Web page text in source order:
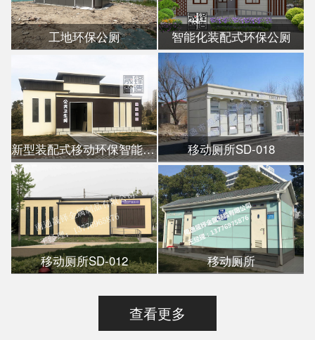
工地环保公厕 智能化装配式环保公厕
新型装配式移动环保智能公厕 移动厕所SD-018
移动厕所SD-012 移动厕所
查看更多